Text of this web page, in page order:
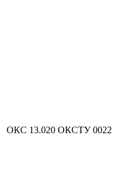
ОКС 13.020 ОКСТУ 0022